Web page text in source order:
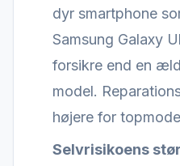
dyr smartphone
Samsung Galaxy
forsikre end en
model.
højere for
Selvrisikoens